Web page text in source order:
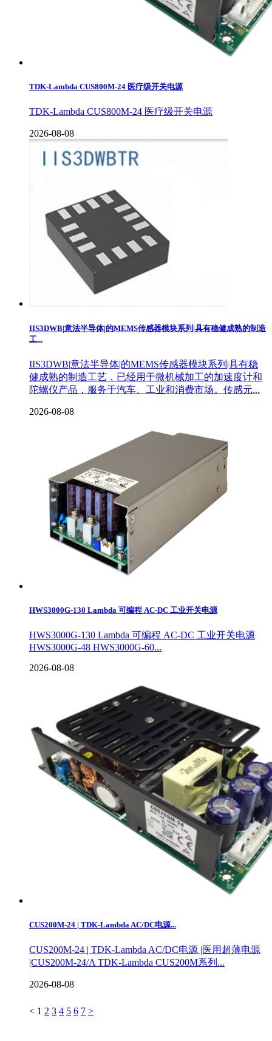
TDK-Lambda CUS800M-24 医疗级开关电源
TDK-Lambda CUS800M-24 医疗级开关电源
2026-08-08
IIS3DWB|意法半导体|的MEMS传感器模块系列|具有稳健成熟的制造
工...
IIS3DWB|意法半导体|的MEMS传感器模块系列|具有稳
健成熟的制造工艺，已经用于微机械加工的加速度计和
陀螺仪产品，服务于汽车、工业和消费市场。传感元...
2026-08-08
HWS3000G-130 Lambda 可编程 AC-DC 工业开关电源
HWS3000G-130 Lambda 可编程 AC-DC 工业开关电源
HWS3000G-48 HWS3000G-60...
2026-08-08
CUS200M-24 | TDK-Lambda AC/DC电源...
CUS200M-24 | TDK-Lambda AC/DC电源 |医用超薄电源
|CUS200M-24/A TDK-Lambda CUS200M系列...
2026-08-08
< 1 2 3 4 5 6 7 >